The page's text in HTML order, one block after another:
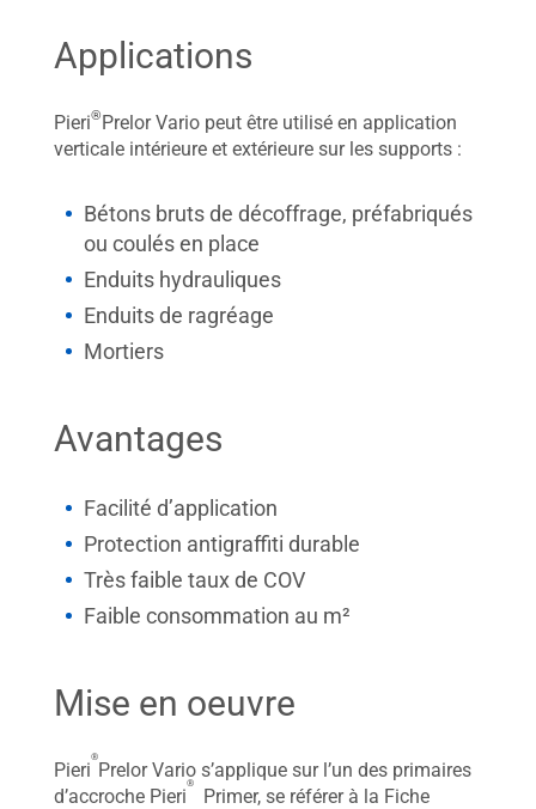
Applications
Pieri®Prelor Vario peut être utilisé en application
verticale intérieure et extérieure sur les supports :
Bétons bruts de décoffrage, préfabriqués
ou coulés en place
Enduits hydrauliques
Enduits de ragréage
Mortiers
Avantages
Facilité d’application
Protection antigraffiti durable
Très faible taux de COV
Faible consommation au m²
Mise en oeuvre
Pieri
®
Prelor Vario s’applique sur l’un des primaires
d’accroche Pieri
®
Primer, se référer à la Fiche